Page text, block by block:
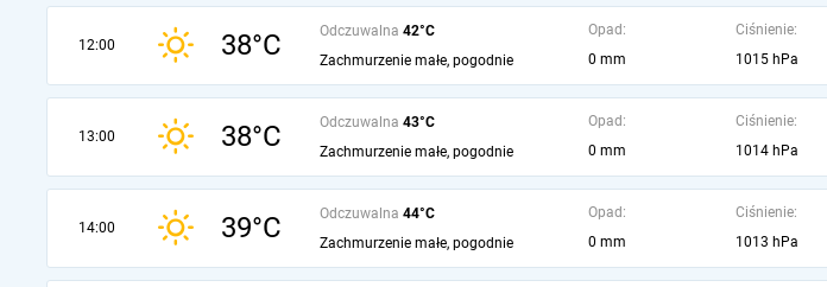
12:00 38°C Odczuwalna 42°C
Zachmurzenie małe, pogodnie
Opad:
0 mm
Ciśnienie:
1015 hPa
13:00 38°C Odczuwalna 43°C
Zachmurzenie małe, pogodnie
Opad:
0 mm
Ciśnienie:
1014 hPa
14:00 39°C Odczuwalna 44°C
Zachmurzenie małe, pogodnie
Opad:
0 mm
Ciśnienie:
1013 hPa